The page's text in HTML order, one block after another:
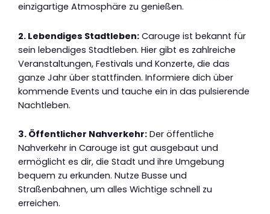
einzigartige Atmosphäre zu genießen.
2. Lebendiges Stadtleben: Carouge ist bekannt für
sein lebendiges Stadtleben. Hier gibt es zahlreiche
Veranstaltungen, Festivals und Konzerte, die das
ganze Jahr über stattfinden. Informiere dich über
kommende Events und tauche ein in das pulsierende
Nachtleben.
3. Öffentlicher Nahverkehr: Der öffentliche
Nahverkehr in Carouge ist gut ausgebaut und
ermöglicht es dir, die Stadt und ihre Umgebung
bequem zu erkunden. Nutze Busse und
Straßenbahnen, um alles Wichtige schnell zu
erreichen.